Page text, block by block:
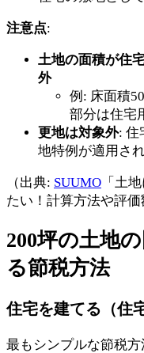
注意点:
土地の面積が住
外
例: 床面積
部分は住宅
更地は対象外: 住
地特例が適用さ
（出典: SUUMO 「土
たい！計算方法や評価
200坪の土地
る節税方法
住宅を建てる（住
最もシンプルな節税